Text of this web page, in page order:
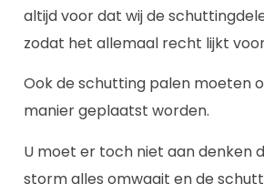
altijd voor dat wij de
zodat het allemaal recht lijkt
Ook de schutting palen moeten
manier geplaatst worden.
U moet er toch niet aan denken
storm alles omwaait en de